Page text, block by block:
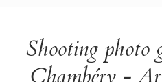
Shooting photo